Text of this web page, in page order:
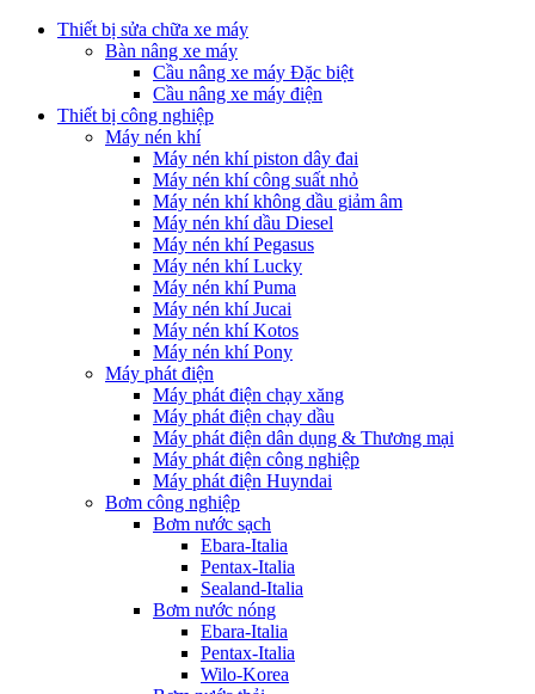
Thiết bị sửa chữa xe máy
Bàn nâng xe máy
Cầu nâng xe máy Đặc biệt
Cầu nâng xe máy điện
Thiết bị công nghiệp
Máy nén khí
Máy nén khí piston dây đai
Máy nén khí công suất nhỏ
Máy nén khí không dầu giảm âm
Máy nén khí dầu Diesel
Máy nén khí Pegasus
Máy nén khí Lucky
Máy nén khí Puma
Máy nén khí Jucai
Máy nén khí Kotos
Máy nén khí Pony
Máy phát điện
Máy phát điện chạy xăng
Máy phát điện chạy dầu
Máy phát điện dân dụng & Thương mại
Máy phát điện công nghiệp
Máy phát điện Huyndai
Bơm công nghiệp
Bơm nước sạch
Ebara-Italia
Pentax-Italia
Sealand-Italia
Bơm nước nóng
Ebara-Italia
Pentax-Italia
Wilo-Korea